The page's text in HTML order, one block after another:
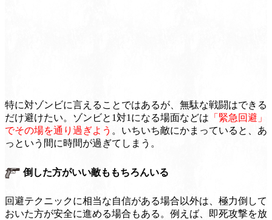
特に対ゾンビに言えることではあるが、無駄な戦闘はできる
だけ避けたい。ゾンビと1対1になる場面などは 「緊急回避」
でその場を通り過ぎよう 。いちいち敵にかまっていると、あ
っという間に時間が過ぎてしまう。
倒した方がいい敵ももちろんいる
回避テクニックに相当な自信がある場合以外は、極力倒して
おいた方が安全に進める場合もある。例えば、即死攻撃を放